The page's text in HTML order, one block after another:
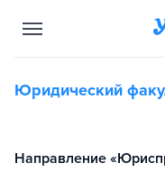
Юридический
Направление